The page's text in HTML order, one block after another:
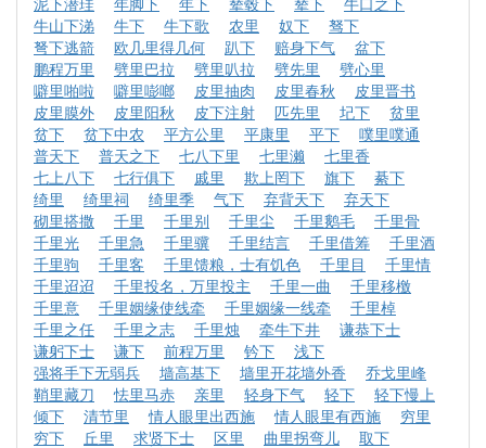
牛山下涕
牛下 牛下歌 农里 奴下
驽下
弩下逃箭
欧几里得几何 趴下 赔身下气
盆下
鹏程万里
劈里巴拉 劈里叭拉 劈先里
劈心里
噼里啪啦
噼里嘭啷 皮里抽肉 皮里春秋
皮里晋书
皮里膜外
皮里阳秋 皮下注射 匹先里 圮下
贫里
贫下
贫下中农 平方公里 平康里 平下
噗里噗通
普天下
普天之下 七八下里 七里濑
七里香
七上八下
七行俱下 戚里 欺上罔下 旗下
綦下
绮里
绮里祠 绮里季 气下 弃背天下
弃天下
砌里搭撒
千里 千里别 千里尘 千里鹅毛
千里骨
千里光
千里急 千里骥 千里结言 千里借筹
千里酒
千里驹
千里客 千里馈粮，士有饥色 千里目
千里情
千里迢迢
千里投名，万里投主 千里一曲
千里移檄
千里意
千里姻缘使线牵 千里姻缘一线牵
千里棹
千里之任
千里之志 千里烛 牵牛下井
谦恭下士
谦躬下士
谦下 前程万里 钤下
浅下
强将手下无弱兵
墙高基下 墙里开花墙外香
乔戈里峰
鞘里藏刀
怯里马赤 亲里 轻身下气 轻下
轻下慢上
倾下
清节里 情人眼里出西施 情人眼里有西施
穷里
穷下
丘里 求贤下士 区里 曲里拐弯儿
取下